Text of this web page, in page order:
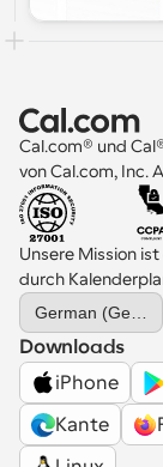
Cal.com® und
von Cal.com, Inc.
Unsere Mission
durch
Select Language
Downloads
iPhone
Kante